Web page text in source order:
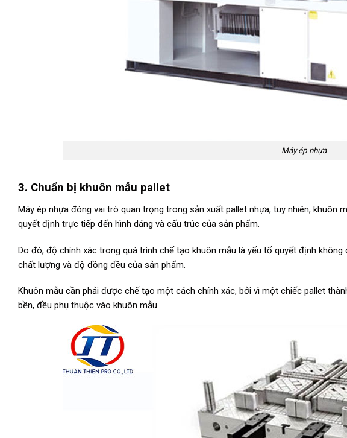
Máy ép nhựa
3. Chuẩn bị khuôn mẫu pallet
Máy ép nhựa đóng vai trò quan trọng trong sản xuất pallet nhựa, tuy nhiên, khuôn
quyết định trực tiếp đến hình dáng và cấu trúc của sản phẩm.
Do đó, độ chính xác trong quá trình chế tạo khuôn mẫu là yếu tố quyết định
chất lượng và độ đồng đều của sản phẩm.
Khuôn mẫu cần phải được chế tạo một cách chính xác, bởi vì một chiếc pallet
bền, đều phụ thuộc vào khuôn mẫu.